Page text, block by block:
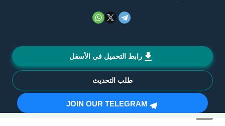
رابط التحميل في الأسفل
طلب التحديث